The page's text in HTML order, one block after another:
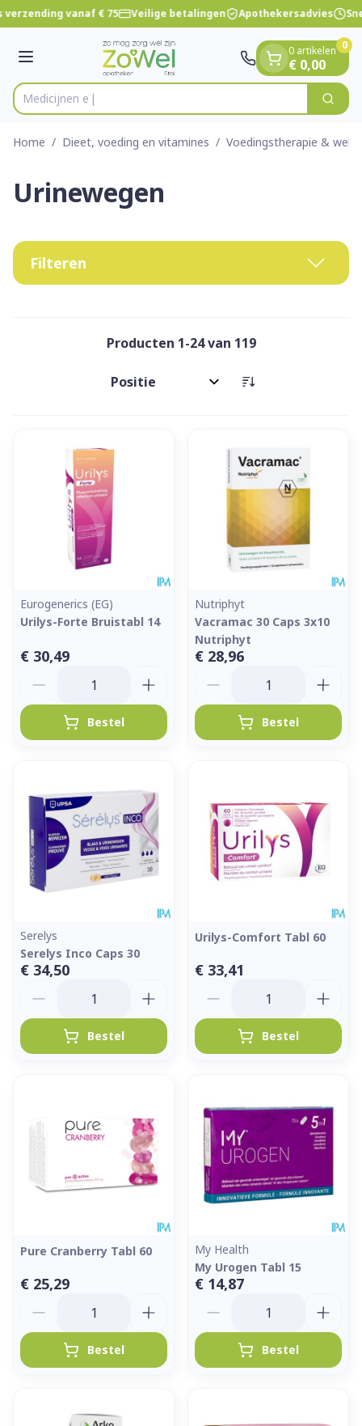
Ga naar de inhoud
1 van 1vanaf € 75 Veilige betalingen Apothekersadvies
Menu
Product, merk, categorie... Zoek
0 artikelen
€ 0,00
0
Home / Dieet, voeding en vitamines / Voedingstherapie &
Urinewegen
Filteren
Producten 1-24van 119
Sorteer op:
Eurogenerics (EG)
Urilys-Forte Bruistabl 14
€ 30,49
Bestel
Nutriphyt
Vacramac 30 Caps 3x10
Nutriphyt
€ 28,96
Bestel
Serelys
Serelys Inco Caps 30
€ 34,50
Bestel
Urilys-Comfort Tabl 60
€ 33,41
Bestel
Pure Cranberry Tabl 60
€ 25,29
Bestel
My Health
My Urogen Tabl 15
€ 14,87
Bestel